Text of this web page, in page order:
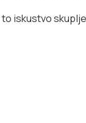
to iskustvo